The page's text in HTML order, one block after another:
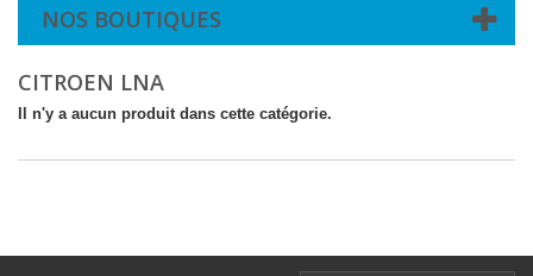
NOS BOUTIQUES
CITROEN LNA
Il n'y a aucun produit dans cette catégorie.